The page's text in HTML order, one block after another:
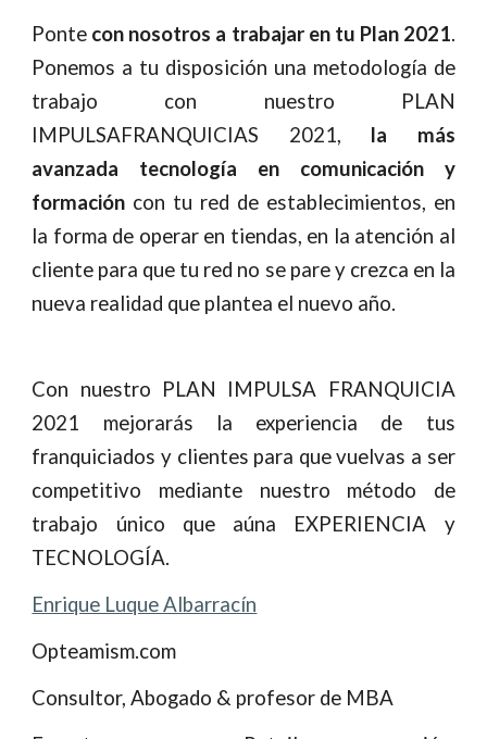
Ponte con nosotros a trabajar en tu Plan 2021.
Ponemos a tu disposición una metodología de
trabajo con nuestro
PLAN
IMPULSAFRANQUICIAS 2021, la más
avanzada tecnología en comunicación y
formación con tu red de establecimientos, en
la forma de operar en tiendas, en la atención al
cliente para que tu red no se pare y crezca en la
nueva realidad que plantea el nuevo año.
Con nuestro PLAN IMPULSA FRANQUICIA
2021 mejorarás la experiencia de tus
franquiciados y clientes para que vuelvas a ser
competitivo mediante nuestro método de
trabajo único que aúna EXPERIENCIA y
TECNOLOGÍA.
Enrique Luque Albarracín
Opteamism.com
Consultor, Abogado & profesor de MBA